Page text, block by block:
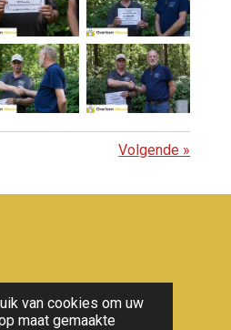
van cookies om uw
maat gemaakte
Volgende »
nieuws